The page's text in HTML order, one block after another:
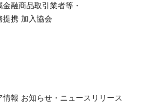
金融商品取引業者等・
提携 加入協会
情報 お知らせ・ニュースリリース